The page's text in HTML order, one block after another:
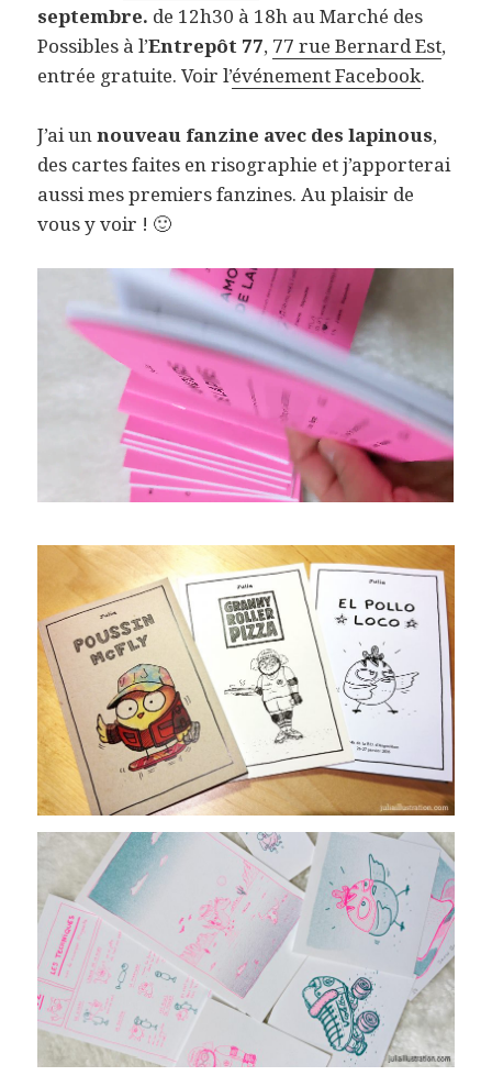
septembre. de 12h30 à 18h au Marché des
Possibles à l’Entrepôt 77, 77 rue Bernard Est,
entrée gratuite. Voir l’événement Facebook.
J’ai unnouveau fanzine avec des lapinous,
des cartes faites en risographie et j’apporterai
aussi mes premiers fanzines. Au plaisir de
vous y voir ! 🙂